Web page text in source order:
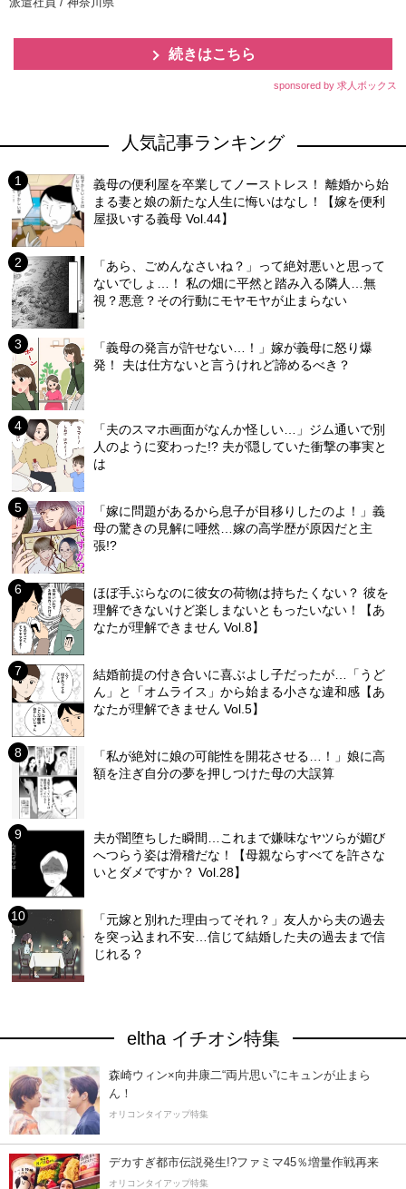
続きはこちら
sponsored by 求人ボックス
人気記事ランキング
義母の便利屋を卒業してノーストレス！ 離婚から始
まる妻と娘の新たな人生に悔いはなし！【嫁を便利
屋扱いする義母 Vol.44】
「あら、ごめんなさいね？」って絶対悪いと思って
ないでしょ…！ 私の畑に平然と踏み入る隣人…無
視？悪意？その行動にモヤモヤが止まらない
「義母の発言が許せない…！」嫁が義母に怒り爆
発！ 夫は仕方ないと言うけれど諦めるべき？
「夫のスマホ画面がなんか怪しい…」ジム通いで別
人のように変わった!? 夫が隠していた衝撃の事実と
は
「嫁に問題があるから息子が目移りしたのよ！」義
母の驚きの見解に唖然…嫁の高学歴が原因だと主
張!?
ほぼ手ぶらなのに彼女の荷物は持ちたくない？ 彼を
理解できないけど楽しまないともったいない！【あ
なたが理解できません Vol.8】
結婚前提の付き合いに喜ぶよし子だったが…「うど
ん」と「オムライス」から始まる小さな違和感【あ
なたが理解できません Vol.5】
「私が絶対に娘の可能性を開花させる…！」娘に高
額を注ぎ自分の夢を押しつけた母の大誤算
夫が闇堕ちした瞬間…これまで嫌味なヤツらが媚び
へつらう姿は滑稽だな！【母親ならすべてを許さな
いとダメですか？ Vol.28】
「元嫁と別れた理由ってそれ？」友人から夫の過去
を突っ込まれ不安…信じて結婚した夫の過去まで信
じれる？
eltha イチオシ特集
森崎ウィン×向井康二“両片思い”にキュンが止まら
ん！
オリコンタイアップ特集
デカすぎ都市伝説発生!?ファミマ45％増量作戦再来
オリコンタイアップ特集